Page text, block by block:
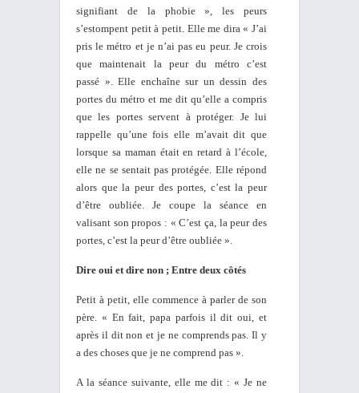
signifiant de la phobie », les peurs
s’estompent petit à petit. Elle me dira « J’ai
pris le métro et je n’ai pas eu peur. Je crois
que maintenait la peur du métro c’est
passé ». Elle enchaîne sur un dessin des
portes du métro et me dit qu’elle a compris
que les portes servent à protéger. Je lui
rappelle qu’une fois elle m’avait dit que
lorsque sa maman était en retard à l’école,
elle ne se sentait pas protégée. Elle répond
alors que la peur des portes, c’est la peur
d’être oubliée. Je coupe la séance en
valisant son propos : « C’est ça, la peur des
portes, c’est la peur d’être oubliée ».
Dire oui et dire non ; Entre deux côtés
Petit à petit, elle commence à parler de son
père. « En fait, papa parfois il dit oui, et
après il dit non et je ne comprends pas. Il y
a des choses que je ne comprend pas ».
A la séance suivante, elle me dit : « Je ne